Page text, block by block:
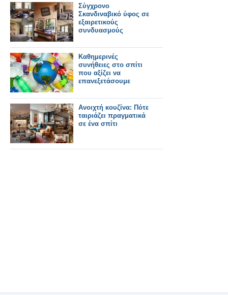
Σύγχρονο
Σκανδιναβικό ύφος σε
εξαιρετικούς
συνδυασμούς
Καθημερινές
συνήθειες στο σπίτι
που αξίζει να
επανεξετάσουμε
Ανοιχτή κουζίνα: Πότε
ταιριάζει πραγματικά
σε ένα σπίτι